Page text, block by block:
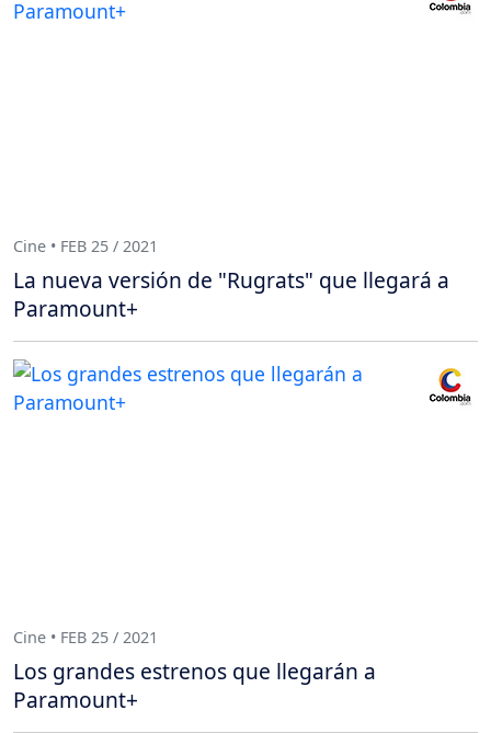
Cine • FEB 25 / 2021
La nueva versión de "Rugrats" que llegará a
Paramount+
Cine • FEB 25 / 2021
Los grandes estrenos que llegarán a
Paramount+